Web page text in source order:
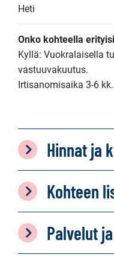
Heti
Onko kohteella
Kyllä: Vuokralaisella
vastuuvakuutus.
Irtisanomisaika 3-6 kk.
Hinnat ja
Kohteen
Palvelut